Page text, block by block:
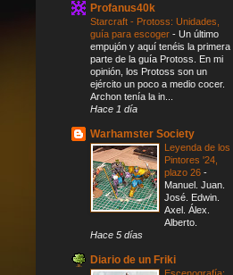
Profanus40k
Starcraft - Protoss: Unidades,
guía para escoger - Un último
empujón y aquí tenéis la primera
parte de la guía Protoss. En mi
opinión, los Protoss son un
ejército un poco a medio cocer.
Archon tenía la in...
Hace 1 día
Warhamster Society
Leyenda de los
Pintores '24,
plazo 26 -
Manuel. Juan.
José. Edwin.
Axel. Álex.
Alberto.
Hace 5 días
Diario de un Friki